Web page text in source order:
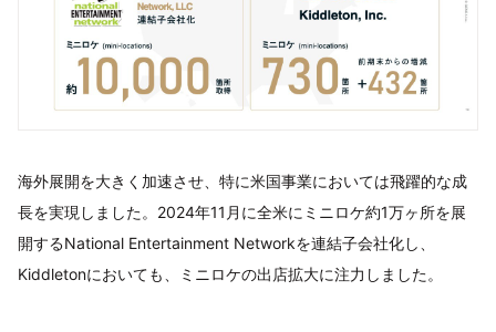
海外展開を大きく加速させ、特に米国事業においては飛躍的な成
長を実現しました。2024年11月に全米にミニロケ約1万ヶ所を展
開するNational Entertainment Networkを連結子会社化し、
Kiddletonにおいても、ミニロケの出店拡大に注力しました。